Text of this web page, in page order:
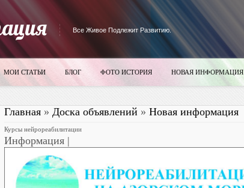
Все Живое Подлежит Развитию.
МОИ СТАТЬИ БЛОГ ФОТО ИСТОРИЯ НОВАЯ ИНФОРМАЦИЯ
Главная» Доска объявлений » Новая информация
Курсы нейрореабилитации
Информация |